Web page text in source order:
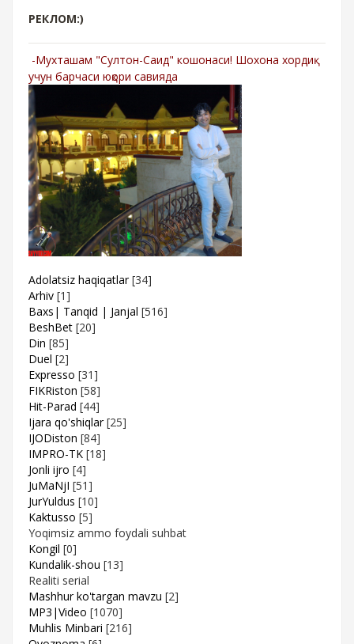
РЕКЛОМ:)
-Мухташам "Султон-Саид" кошонаси! Шохона хордиқ
учун барчаси юқори савияда
Adolatsiz haqiqatlar [34]
Arhiv [1]
Baxs| Tanqid | Janjal [516]
BeshBet [20]
Din [85]
Duel [2]
Expresso [31]
FIKRiston [58]
Hit-Parad [44]
Ijara qo'shiqlar [25]
IJODiston [84]
IMPRO-TK [18]
Jonli ijro [4]
JuMaNjI [51]
JurYuldus [10]
Kaktusso [5]
Yoqimsiz ammo foydali suhbat
Kongil [0]
Kundalik-shou [13]
Realiti serial
Mashhur ko'targan mavzu [2]
MP3|Video [1070]
Muhlis Minbari [216]